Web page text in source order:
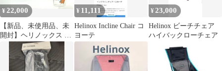
¥ 22,000
【新品、未使用品、未
開封】ヘリノックス エ
リート 2脚セット②
¥ 11,111
Helinox Incline Chair コ
ヨーテ
¥ 23,000
Helinox ビーチチェア
ハイバックローチェア